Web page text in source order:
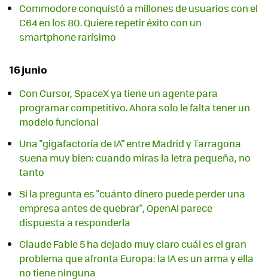
Commodore conquistó a millones de usuarios con el
C64 en los 80. Quiere repetir éxito con un
smartphone rarísimo
16 junio
Con Cursor, SpaceX ya tiene un agente para
programar competitivo. Ahora solo le falta tener un
modelo funcional
Una "gigafactoría de IA" entre Madrid y Tarragona
suena muy bien: cuando miras la letra pequeña, no
tanto
Si la pregunta es "cuánto dinero puede perder una
empresa antes de quebrar", OpenAI parece
dispuesta a responderla
Claude Fable 5 ha dejado muy claro cuál es el gran
problema que afronta Europa: la IA es un arma y ella
no tiene ninguna